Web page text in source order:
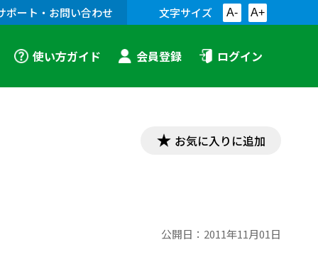
ポート・お問い合わせ 文字サイズ A- A+
使い方ガイド 会員登録 ログイン
お気に入りに追加
公開日： 2011年11月01日